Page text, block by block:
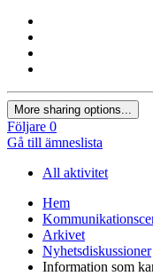
More sharing options...
Följare 0
Gå till ämneslista
All aktivitet
Hem
Arkivet
Nyhetsdiskussioner
Information som